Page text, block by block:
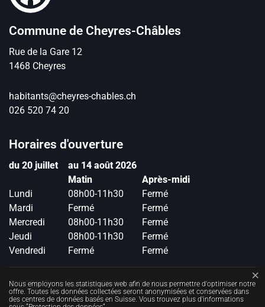
Commune de Cheyres-Châbles
Rue de la Gare 12
1468 Cheyres
habitants@cheyres-chables.ch
026 520 74 20
Horaires d'ouverture
du 20 juillet
au 14 août 2026
Matin
Après-midi
Lundi
08h00-11h30
Fermé
Mardi
Fermé
Fermé
Mercredi
08h00-11h30
Fermé
Jeudi
08h00-11h30
Fermé
Vendredi
Fermé Fermé
© 2026 Commune de Cheyres-Châbles
Liens
Statistiques web
Nous employons les statistiques web afin de nous permettre d'optimiser notre
offre. Toutes les données collectées seront anonymisées et conservées dans
des centres de données basés en Suisse. Vous trouvez plus d'informations
×